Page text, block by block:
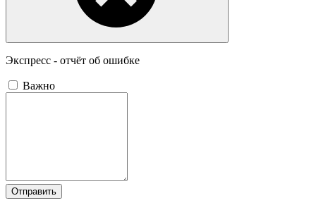
Экспресс - отчёт об ошибке
Важно
Отправить